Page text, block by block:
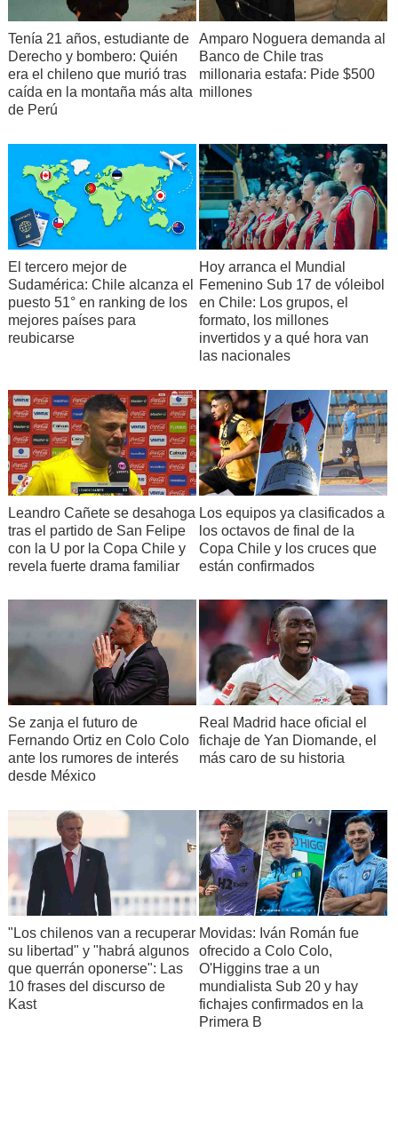
Tenía 21 años, estudiante de
Derecho y bombero: Quién
era el chileno que murió tras
caída en la montaña más alta
de Perú
Amparo Noguera demanda al
Banco de Chile tras
millonaria estafa: Pide $500
millones
El tercero mejor de
Sudamérica: Chile alcanza el
puesto 51° en ranking de los
mejores países para
reubicarse
Hoy arranca el Mundial
Femenino Sub 17 de vóleibol
en Chile: Los grupos, el
formato, los millones
invertidos y a qué hora van
las nacionales
Leandro Cañete se desahoga
tras el partido de San Felipe
con la U por la Copa Chile y
revela fuerte drama familiar
Los equipos ya clasificados a
los octavos de final de la
Copa Chile y los cruces que
están confirmados
Se zanja el futuro de
Fernando Ortiz en Colo Colo
ante los rumores de interés
desde México
Real Madrid hace oficial el
fichaje de Yan Diomande, el
más caro de su historia
"Los chilenos van a recuperar
su libertad" y "habrá algunos
que querrán oponerse": Las
10 frases del discurso de
Kast
Movidas: Iván Román fue
ofrecido a Colo Colo,
O'Higgins trae a un
mundialista Sub 20 y hay
fichajes confirmados en la
Primera B